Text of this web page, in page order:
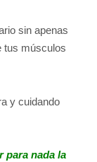
sin apenas
tus músculos
y cuidando
para nada la